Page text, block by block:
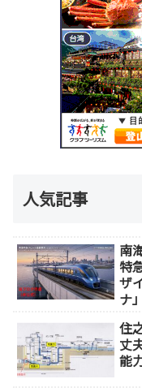
人気記事
南
特
ザ
ナ
住
丈
能